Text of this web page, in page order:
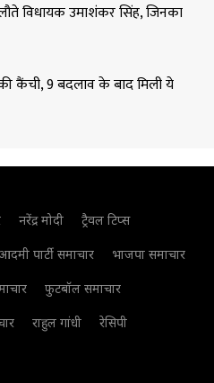
विधायक उमाशंकर सिंह, जिनका
कैंची, 9 बदलाव के बाद मिली ये
नरेंद्र मोदी
ट्रैवल टिप्स
पार्टी समाचार
भाजपा समाचार
फुटबॉल समाचार
राहुल गांधी
रेसिपी